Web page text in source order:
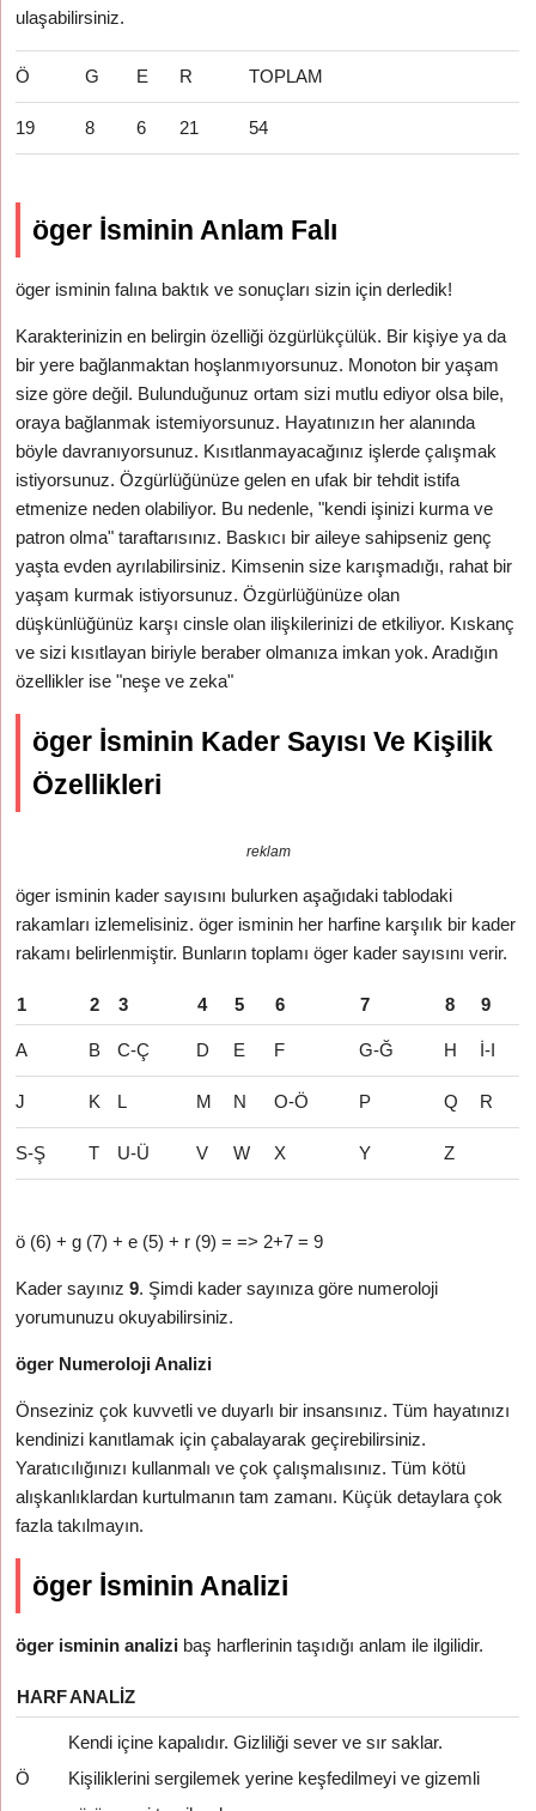
ulaşabilirsiniz.
Ö G E R TOPLAM
19 8 6 21 54
öger İsminin Anlam Falı
öger isminin falına baktık ve sonuçları sizin için derledik!
Karakterinizin en belirgin özelliği özgürlükçülük. Bir kişiye ya da
bir yere bağlanmaktan hoşlanmıyorsunuz. Monoton bir yaşam
size göre değil. Bulunduğunuz ortam sizi mutlu ediyor olsa bile,
oraya bağlanmak istemiyorsunuz. Hayatınızın her alanında
böyle davranıyorsunuz. Kısıtlanmayacağınız işlerde çalışmak
istiyorsunuz. Özgürlüğünüze gelen en ufak bir tehdit istifa
etmenize neden olabiliyor. Bu nedenle, "kendi işinizi kurma ve
patron olma" taraftarısınız. Baskıcı bir aileye sahipseniz genç
yaşta evden ayrılabilirsiniz. Kimsenin size karışmadığı, rahat bir
yaşam kurmak istiyorsunuz. Özgürlüğünüze olan
düşkünlüğünüz karşı cinsle olan ilişkilerinizi de etkiliyor. Kıskanç
ve sizi kısıtlayan biriyle beraber olmanıza imkan yok. Aradığın
özellikler ise "neşe ve zeka"
öger İsminin Kader Sayısı Ve Kişilik
Özellikleri
reklam
öger isminin kader sayısını bulurken aşağıdaki tablodaki
rakamları izlemelisiniz. öger isminin her harfine karşılık bir kader
rakamı belirlenmiştir. Bunların toplamı öger kader sayısını verir.
1 2 3 4 5 6 7 8 9
A B C-Ç D E F G-Ğ H İ-I
J K L M N O-Ö P Q R
S-Ş T U-Ü V W X Y Z
ö (6) + g (7) + e (5) + r (9) = => 2+7 = 9
Kader sayınız9. Şimdi kader sayınıza göre numeroloji
yorumunuzu okuyabilirsiniz.
öger Numeroloji Analizi
Önseziniz çok kuvvetli ve duyarlı bir insansınız. Tüm hayatınızı
kendinizi kanıtlamak için çabalayarak geçirebilirsiniz.
Yaratıcılığınızı kullanmalı ve çok çalışmalısınız. Tüm kötü
alışkanlıklardan kurtulmanın tam zamanı. Küçük detaylara çok
fazla takılmayın.
öger İsminin Analizi
öger isminin analizi baş harflerinin taşıdığı anlam ile ilgilidir.
HARFANALIZ
Ö
Kendi içine kapalıdır. Gizliliği sever ve sır saklar.
Kişiliklerini sergilemek yerine keşfedilmeyi ve gizemli